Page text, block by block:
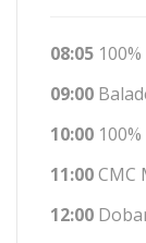
08:05
09:00
10:00
11:00CMC
12:00